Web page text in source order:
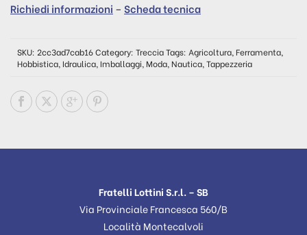
Richiedi informazioni – Scheda tecnica
SKU: 2cc3ad7cab16Category: TrecciaTags: Agricoltura, Ferramenta,
Hobbistica, Idraulica, Imballaggi, Moda, Nautica, Tappezzeria
Fratelli Lottini S.r.l. – SB
Via Provinciale Francesca 560/B
Località Montecalvoli